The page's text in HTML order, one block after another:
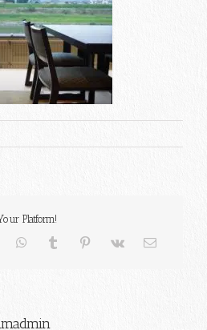
Platform!
LinkedInWhatsApp
TumblrPinterest
Vk